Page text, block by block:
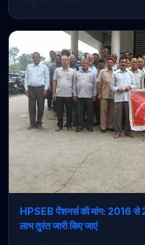
HPSEB पेंशनर्स की मांग: 2016 से
लाभ तुरंत जारी किए जाएं